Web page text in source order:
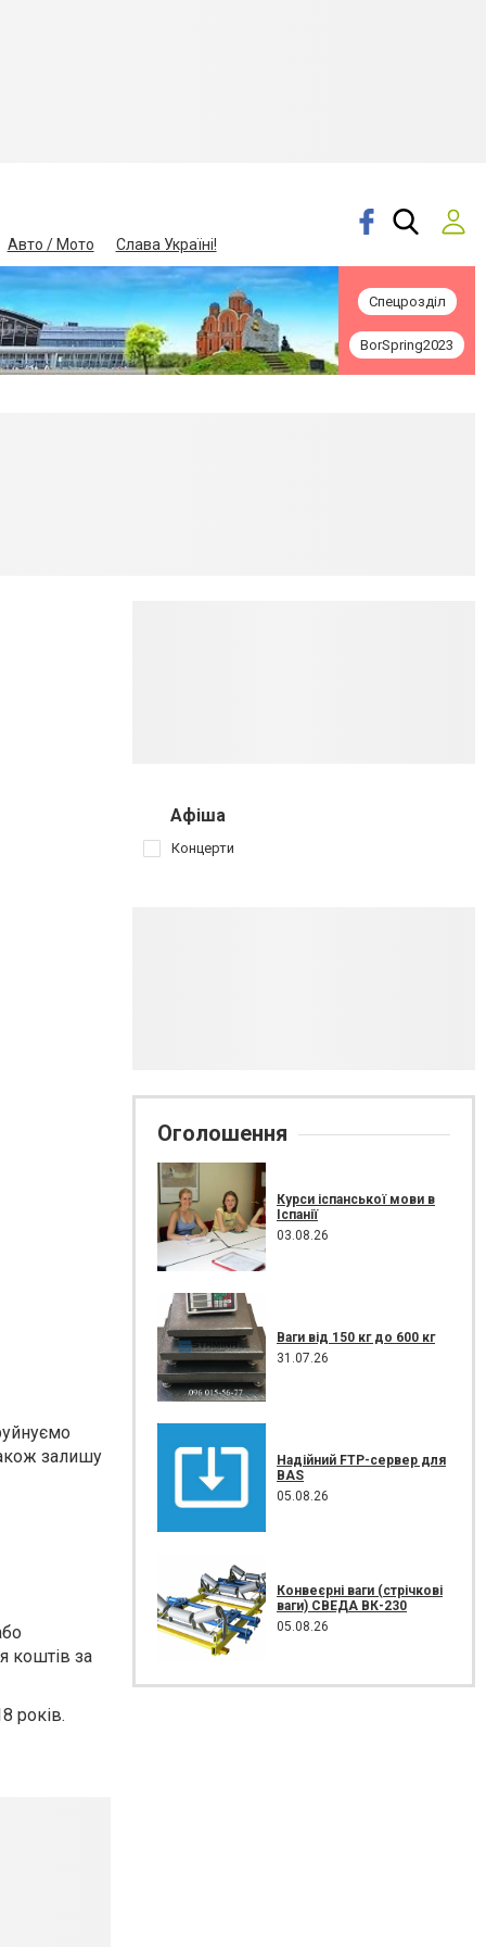
Авто / Мото Слава Україні!
Спецрозділ
BorSpring2023
залишу
коштів за
років.
Афіша
Концерти
Оголошення
Курси іспанської мови в
Іспанії
03.08.26
Ваги від 150 кг до 600 кг
31.07.26
Надійний FTP-сервер для
BAS
05.08.26
Конвеєрні ваги (стрічкові
ваги) СВЕДА ВК-230
05.08.26